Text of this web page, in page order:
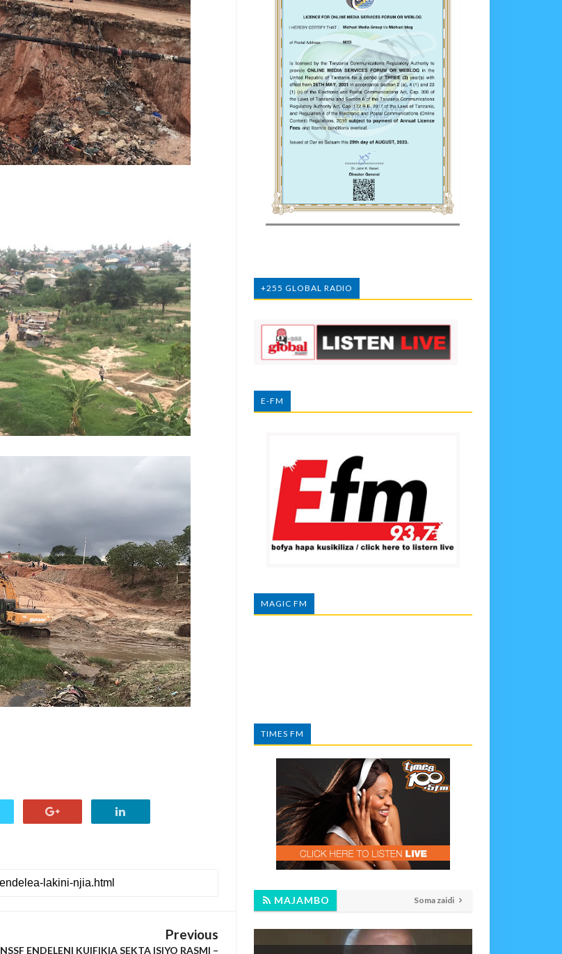
Previous
NSSF ENDELENI KUIFIKIA SEKTA ISIYO RASMI –
+255 GLOBAL RADIO
E-FM
MAGIC FM
TIMES FM
MAJAMBO Soma zaidi